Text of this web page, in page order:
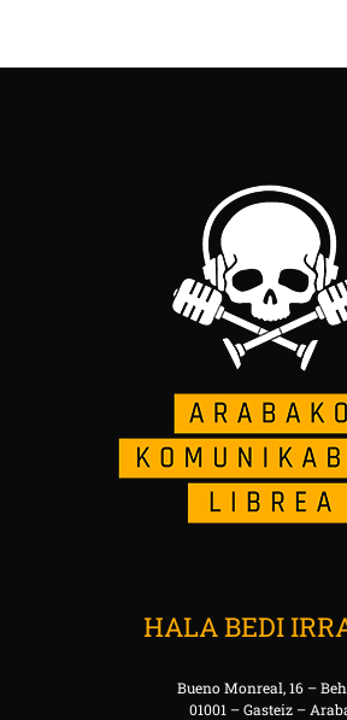
HALA BEDI
Bueno Monreal, 16 –
01001 – Gasteiz –